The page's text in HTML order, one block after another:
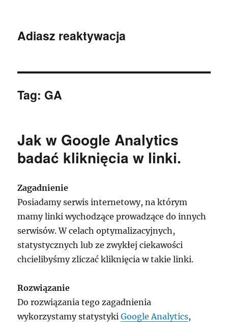
Adiasz reaktywacja
Tag: GA
Jak w Google Analytics
badać kliknięcia w linki.
Zagadnienie
Posiadamy serwis internetowy, na którym
mamy linki wychodzące prowadzące do innych
serwisów. W celach optymalizacyjnych,
statystycznych lub ze zwykłej ciekawości
chcielibyśmy zliczać kliknięcia w takie linki.
Rozwiązanie
Do rozwiązania tego zagadnienia
wykorzystamy statystykiGoogle Analytics,